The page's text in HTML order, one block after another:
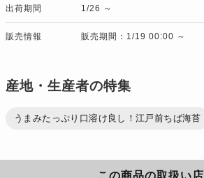
出荷期間 1/26 ～
販売情報 販売期間：1/19 00:00 ～
産地・生産者の特集
うまみたっぷり口溶け良し！江戸前ちば海苔
この商品の取扱い